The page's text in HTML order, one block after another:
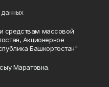
и средствам массовой
Акционерное
Башкортостан"
Маратовна.